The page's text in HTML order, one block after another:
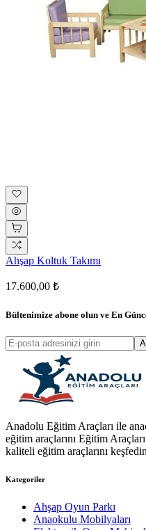
Ahşap Koltuk Takımı
17.600,00 ₺
Bültenimize abone olun ve En
Anadolu Eğitim Araçları ile
eğitim araçlarını Eğitim
kaliteli eğitim araçlarını
Kategoriler
Ahşap Oyun Parkı
Anaokulu Mobilyaları